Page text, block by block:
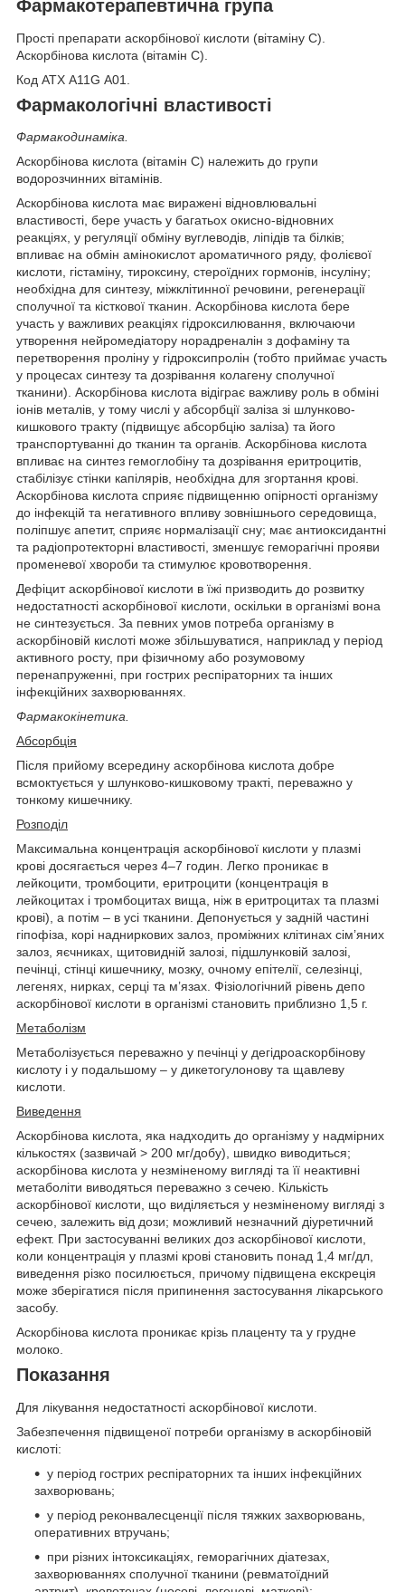
Фармакотерапевтична група
Прості препарати аскорбінової кислоти (вітаміну С).
Аскорбінова кислота (вітамін С).
Код АТХ A11G А01.
Фармакологічні властивості
Фармакодинаміка.
Аскорбінова кислота (вітамін C) належить до групи
водорозчинних вітамінів.
Аскорбінова кислота має виражені відновлювальні
властивості, бере участь у багатьох окисно-відновних
реакціях, у регуляції обміну вуглеводів, ліпідів та білків;
впливає на обмін амінокислот ароматичного ряду, фолієвої
кислоти, гістаміну, тироксину, стероїдних гормонів, інсуліну;
необхідна для синтезу, міжклітинної речовини, регенерації
сполучної та кісткової тканин. Аскорбінова кислота бере
участь у важливих реакціях гідроксилювання, включаючи
утворення нейромедіатору норадреналін з дофаміну та
перетворення проліну у гідроксипролін (тобто приймає участь
у процесах синтезу та дозрівання колагену сполучної
тканини). Аскорбінова кислота відіграє важливу роль в обміні
іонів металів, у тому числі у абсорбції заліза зі шлунково-
кишкового тракту (підвищує абсорбцію заліза) та його
транспортуванні до тканин та органів. Аскорбінова кислота
впливає на синтез гемоглобіну та дозрівання еритроцитів,
стабілізує стінки капілярів, необхідна для згортання крові.
Аскорбінова кислота сприяє підвищенню опірності організму
до інфекцій та негативного впливу зовнішнього середовища,
поліпшує апетит, сприяє нормалізації сну; має антиоксидантні
та радіопротекторні властивості, зменшує геморагічні прояви
променевої хвороби та стимулює кровотворення.
Дефіцит аскорбінової кислоти в їжі призводить до розвитку
недостатності аскорбінової кислоти, оскільки в організмі вона
не синтезується. За певних умов потреба організму в
аскорбіновій кислоті може збільшуватися, наприклад у період
активного росту, при фізичному або розумовому
перенапруженні, при гострих респіраторних та інших
інфекційних захворюваннях.
Фармакокінетика.
Абсорбція
Після прийому всередину аскорбінова кислота добре
всмоктується у шлунково-кишковому тракті, переважно у
тонкому кишечнику.
Розподіл
Максимальна концентрація аскорбінової кислоти у плазмі
крові досягається через 4‒7 годин. Легко проникає в
лейкоцити, тромбоцити, еритроцити (концентрація в
лейкоцитах і тромбоцитах вища, ніж в еритроцитах та плазмі
крові), а потім – в усі тканини. Депонується у задній частині
гіпофіза, корі надниркових залоз, проміжних клітинах сім’яних
залоз, яєчниках, щитовидній залозі, підшлунковій залозі,
печінці, стінці кишечнику, мозку, очному епітелії, селезінці,
легенях, нирках, серці та м’язах. Фізіологічний рівень депо
аскорбінової кислоти в організмі становить приблизно 1,5 г.
Метаболізм
Метаболізується переважно у печінці у дегідроаскорбінову
кислоту і у подальшому – у дикетогулонову та щавлеву
кислоти.
Виведення
Аскорбінова кислота, яка надходить до організму у надмірних
кількостях (зазвичай > 200 мг/добу), швидко виводиться;
аскорбінова кислота у незміненому вигляді та її неактивні
метаболіти виводяться переважно з сечею. Кількість
аскорбінової кислоти, що виділяється у незміненому вигляді з
сечею, залежить від дози; можливий незначний діуретичний
ефект. При застосуванні великих доз аскорбінової кислоти,
коли концентрація у плазмі крові становить понад 1,4 мг/дл,
виведення різко посилюється, причому підвищена екскреція
може зберігатися після припинення застосування лікарського
засобу.
Аскорбінова кислота проникає крізь плаценту та у грудне
молоко.
Показання
Для лікування недостатності аскорбінової кислоти.
Забезпечення підвищеної потреби організму в аскорбіновій
кислоті:
у період гострих респіраторних та інших інфекційних
захворювань;
у період реконвалесценції після тяжких захворювань,
оперативних втручань;
при різних інтоксикаціях, геморагічних діатезах,
захворюваннях сполучної тканини (ревматоїдний